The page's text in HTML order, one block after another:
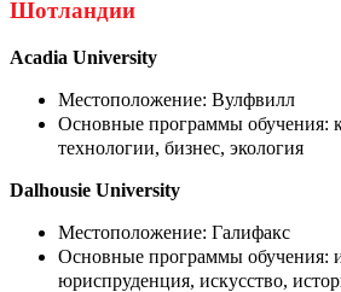
Шотландии
Acadia University
Местоположение: Вулфвилл
Основные программы обучения:
технологии, бизнес, экология
Dalhousie University
Местоположение: Галифакс
Основные программы обучения:
юриспруденция, искусство,